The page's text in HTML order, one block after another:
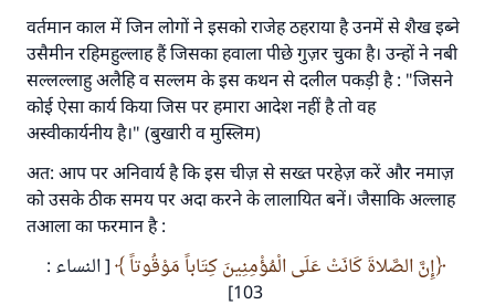
वर्तमान काल में जिन लोगों ने इसको राजेह ठहराया है उनमें से शैख इब्ने
उसैमीन रहिमहुल्लाह हैं जिसका हवाला पीछे गुज़र चुका है। उन्हों ने नबी
सल्लल्लाहु अलैहि व सल्लम के इस कथन से दलील पकड़ी है : "जिसने
कोई ऐसा कार्य किया जिस पर हमारा आदेश नहीं है तो वह
अस्वीकार्यनीय है।" (बुखारी व मुस्लिम)
अत: आप पर अनिवार्य है कि इस चीज़ से सख्त परहेज़ करें और नमाज़
को उसके ठीक समय पर अदा करने के लालायित बनें। जैसाकि अल्लाह
तआला का फरमान है :
إِنَّ الصَّلاةَ كَانَتْ عَلَى الْمُؤْمِنِينَ كِتَاباً مَوْقُوتاً
[ النساء :
103]